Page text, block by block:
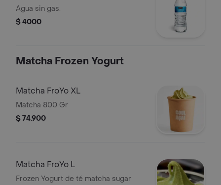
Agua sin gas.
$ 4000
Matcha Frozen Yogurt
Matcha FroYo XL
Matcha 800 Gr
$ 74.900
Matcha FroYo L
Frozen Yogurt de té matcha sugar